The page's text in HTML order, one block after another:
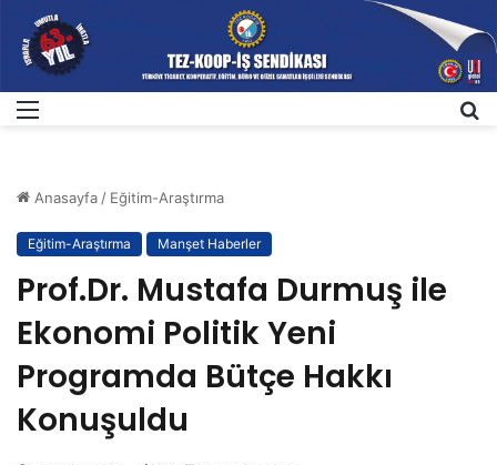
Anasayfa/ Eğitim-Araştırma
Eğitim-Araştırma Manşet Haberler
Prof.Dr. Mustafa Durmuş ile
Ekonomi Politik Yeni
Programda Bütçe Hakkı
Konuşuldu